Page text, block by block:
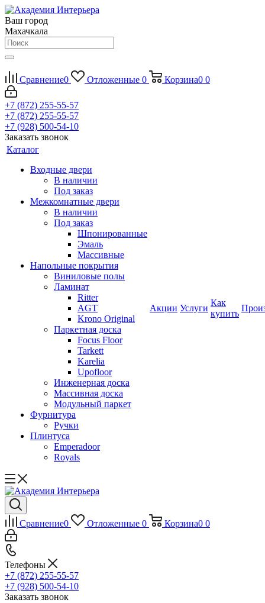
Ваш город
Махачкала
Сравнение0 Отложенные 0 Корзина0 0
+7 (872) 255-55-57
+7 (872) 255-55-57
+7 (928) 500-54-10
Заказать звонок
Каталог
Входные двери
В наличии
Под заказ
Межкомнатные двери
В наличии
Под заказ
Шпонированные
Эмаль
Массивные
Напольные покрытия
Виниловые полы
Ламинат
Ritter
AGT
Krono Original
Паркетная доска
Focus Floor
Tarkett
Karelia
Upofloor
Инженерная доска
Массивная доска
Модульный паркет
Фурнитура
Ручки
Плинтуса
Emperadoor
Royals
Акции Услуги
Как
купить
Сравнение0 Отложенные 0 Корзина0 0
Телефоны
+7 (872) 255-55-57
+7 (928) 500-54-10
Заказать звонок